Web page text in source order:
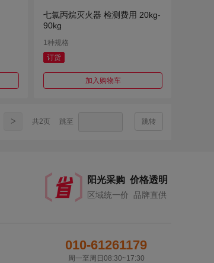
七氯丙烷灭火器 检测费用 20kg-
90kg
1种规格
订货
加入购物车
> 共2页 跳至 跳转
阳光采购 价格透明
区域统一价 品牌直供
010-61261179
周一至周日08:30~17:30